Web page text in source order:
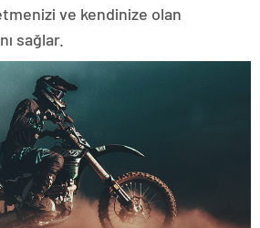
ve kendinize olan
sağlar.